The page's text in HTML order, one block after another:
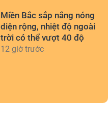
Miền Bắc sắp nắng nóng
diện rộng, nhiệt độ ngoài
trời có thể vượt 40 độ
12 giờ trước